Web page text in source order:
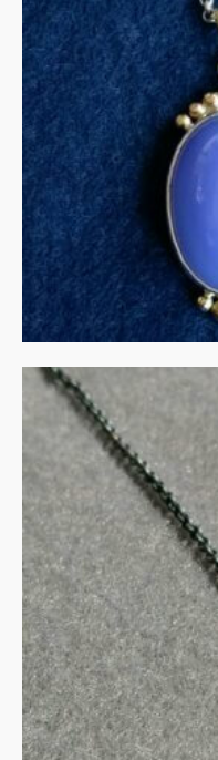
Collier
€
Groene
IN